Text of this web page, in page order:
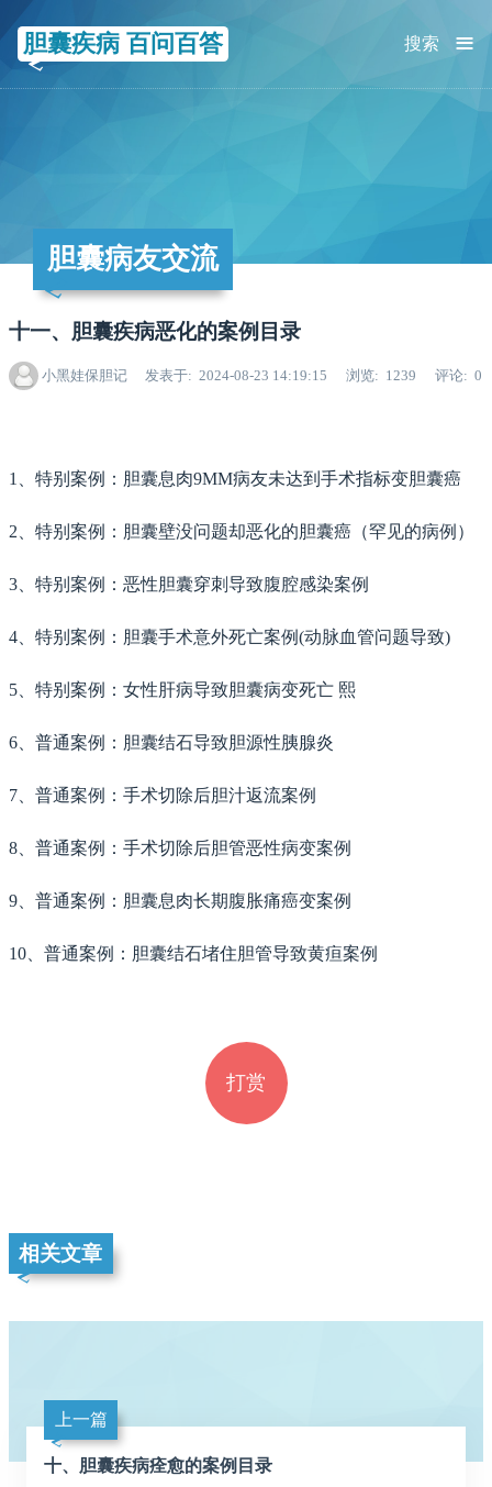
胆囊疾病 百问百答 ≡
搜索
胆囊病友交流
十一、胆囊疾病恶化的案例目录
小黑娃保胆记 发表于 2024-08-23 14:19:15 浏览 1239 评论 0
1、特别案例：胆囊息肉9MM病友未达到手术指标变胆囊癌
2、特别案例：胆囊壁没问题却恶化的胆囊癌（罕见的病例）
3、特别案例：恶性胆囊穿刺导致腹腔感染案例
4、特别案例：胆囊手术意外死亡案例(动脉血管问题导致)
5、特别案例：女性肝病导致胆囊病变死亡 熙
6、普通案例：胆囊结石导致胆源性胰腺炎
7、普通案例：手术切除后胆汁返流案例
8、普通案例：手术切除后胆管恶性病变案例
9、普通案例：胆囊息肉长期腹胀痛癌变案例
10、普通案例：胆囊结石堵住胆管导致黄疸案例
打赏
相关文章
上一篇
十、胆囊疾病痊愈的案例目录